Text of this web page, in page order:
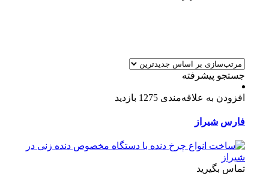
جستجو پیشرفته
افزودن به علاقه‌مندی 1275 بازدید
فارس شیراز
تماس بگیرید